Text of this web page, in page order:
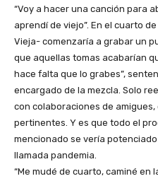
“Voy a hacer una canción para
aprendí de viejo”. En el cuarto
Vieja- comenzaría a grabar un
que aquellas tomas acabarían
hace falta que lo grabes”,
encargado de la mezcla. Solo
con colaboraciones de
pertinentes. Y es que todo el
mencionado se vería
llamada pandemia.
“Me mudé de cuarto, caminé en